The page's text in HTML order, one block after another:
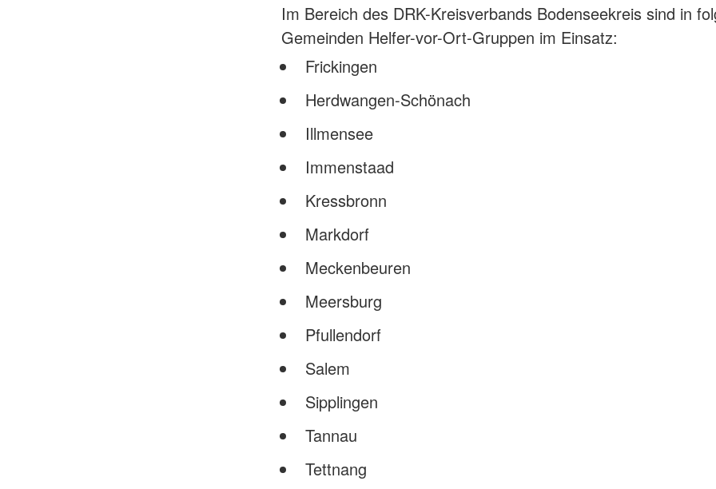
Im Bereich des DRK-Kreisverbands Bodenseekreis sind in
Gemeinden Helfer-vor-Ort-Gruppen im Einsatz:
Frickingen
Herdwangen-Schönach
Illmensee
Immenstaad
Kressbronn
Markdorf
Meckenbeuren
Meersburg
Pfullendorf
Salem
Sipplingen
Tannau
Tettnang